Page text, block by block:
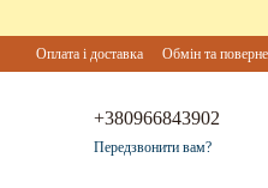
Оплата і доставка Обмін та
+380966843902
Передзвонити вам?